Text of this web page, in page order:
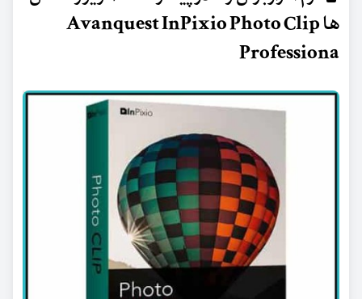
ها Avanquest InPixio Photo Clip
Professiona